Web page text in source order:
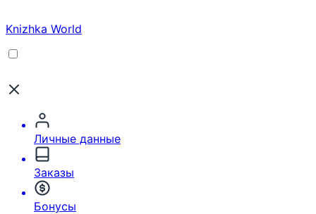
Knizhka World
Личные данные
Заказы
Бонусы